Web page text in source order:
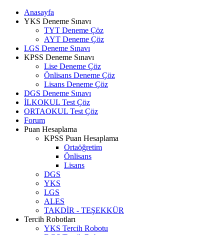
Anasayfa
YKS Deneme Sınavı
TYT Deneme Çöz
AYT Deneme Çöz
LGS Deneme Sınavı
KPSS Deneme Sınavı
Lise Deneme Çöz
Önlisans Deneme Çöz
Lisans Deneme Çöz
DGS Deneme Sınavı
İLKOKUL Test Çöz
ORTAOKUL Test Çöz
Forum
Puan Hesaplama
KPSS Puan Hesaplama
Ortaöğretim
Önlisans
Lisans
DGS
YKS
LGS
ALES
TAKDİR - TEŞEKKÜR
Tercih Robotları
YKS Tercih Robotu